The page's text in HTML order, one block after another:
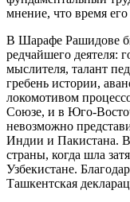
мнение, что время
В Шарафе Рашидове
редчайшего деятеля:
мыслителя, талант
гребень истории,
локомотивом
Союзе, и в Юго-
невозможно
Индии и Пакистана.
страны, когда шла
Узбекистане.
Ташкентская